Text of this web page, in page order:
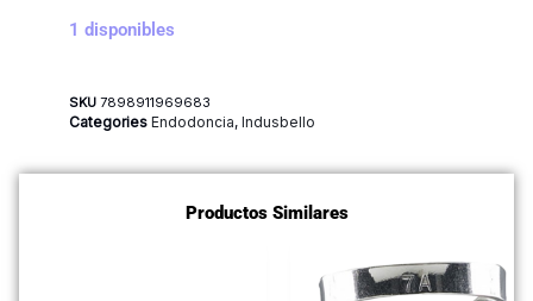
1 disponibles
SKU 7898911969683
Categories Endodoncia, Indusbello
Productos Similares